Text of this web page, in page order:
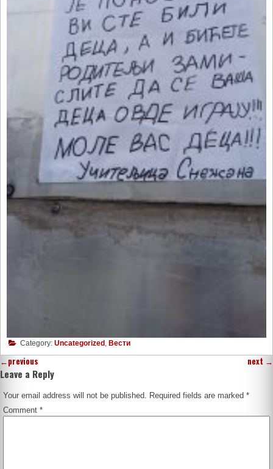
Category: Uncategorized, Вести
←previous next →
Leave a Reply
Your email address will not be published. Required fields are marked*
Comment*